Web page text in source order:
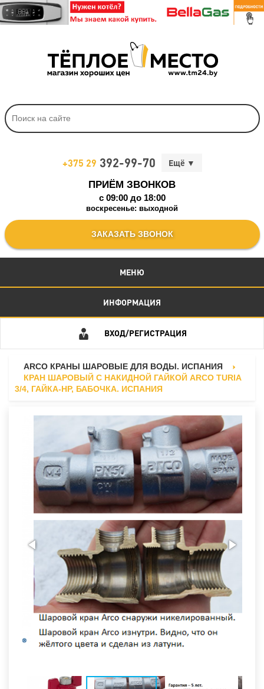
+375 29 392-99-70
ПРИЁМ ЗВОНКОВ
c 09:00 до 18:00
воскресенье: выходной
ЗАКАЗАТЬ ЗВОНОК
МЕНЮ
ИНФОРМАЦИЯ
ВХОД/РЕГИСТРАЦИЯ
ARCO КРАНЫ ШАРОВЫЕ ДЛЯ ВОДЫ. ИСПАНИЯ
КРАН ШАРОВЫЙ С НАКИДНОЙ ГАЙКОЙ ARCO TURIA
3/4, ГАЙКА-НР, БАБОЧКА. ИСПАНИЯ